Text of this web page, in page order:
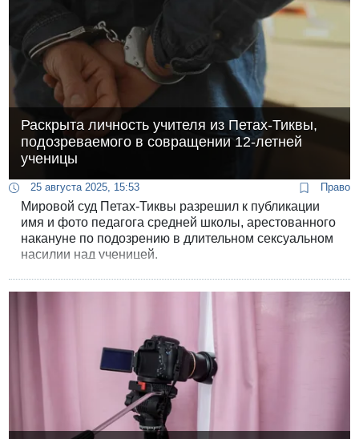
Раскрыта личность учителя из Петах-Тиквы,
подозреваемого в совращении 12-летней
ученицы
25 августа 2025, 15:53 Право
Мировой суд Петах-Тиквы разрешил к публикации
имя и фото педагога средней школы, арестованного
накануне по подозрению в длительном сексуальном
насилии над ученицей.